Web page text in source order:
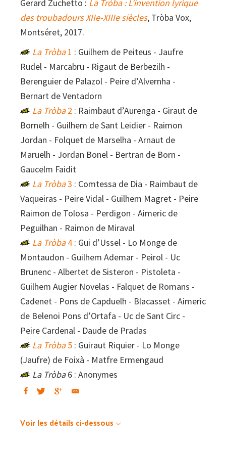
Gerard Zuchetto : La Tròba : L'invention lyrique
des troubadours XIIe-XIIIe siècles, Tròba Vox,
Montséret, 2017.
La Tròba1 : Guilhem de Peiteus - Jaufre
Rudel - Marcabru - Rigaut de Berbezilh -
Berenguier de Palazol - Peire d’Alvernha -
Bernart de Ventadorn
La Tròba2 : Raimbaut d’Aurenga - Giraut de
Bornelh - Guilhem de Sant Leidier - Raimon
Jordan - Folquet de Marselha - Arnaut de
Maruelh - Jordan Bonel - Bertran de Born -
Gaucelm Faidit
La Tròba3 : Comtessa de Dia - Raimbaut de
Vaqueiras - Peire Vidal - Guilhem Magret - Peire
Raimon de Tolosa - Perdigon - Aimeric de
Peguilhan - Raimon de Miraval
La Tròba4 : Gui d’Ussel - Lo Monge de
Montaudon - Guilhem Ademar - Peirol - Uc
Brunenc - Albertet de Sisteron - Pistoleta -
Guilhem Augier Novelas - Falquet de Romans -
Cadenet - Pons de Capduelh - Blacasset - Aimeric
de Belenoi Pons d’Ortafa - Uc de Sant Circ -
Peire Cardenal - Daude de Pradas
La Tròba5 : Guiraut Riquier - Lo Monge
(Jaufre) de Foixà - Matfre Ermengaud
La Tròba6 : Anonymes
Voir les détails ci-dessous